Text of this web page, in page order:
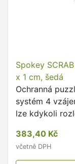
Spokey
x 1 cm, šedá
Ochranná
systém 4
lze kdykoli
…
383,40 Kč
včetně DPH